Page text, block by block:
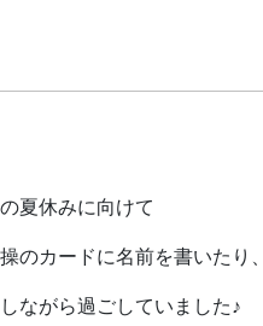
夏休みに向けて
のカードに名前を書いたり
ながら過ごしていました♪